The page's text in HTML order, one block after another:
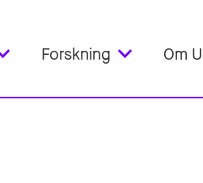
Forskning Om